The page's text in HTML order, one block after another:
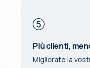
Più clienti,
Migliorate la